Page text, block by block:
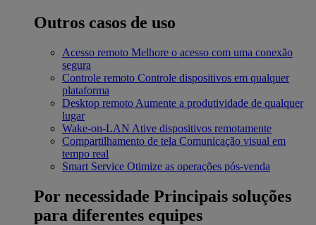
Outros casos de uso
Acesso remoto Melhore o acesso com uma conexão
segura
Controle remoto Controle dispositivos em qualquer
plataforma
Desktop remoto Aumente a produtividade de qualquer
lugar
Wake-on-LAN Ative dispositivos remotamente
Compartilhamento de tela Comunicação visual em
tempo real
Smart Service Otimize as operações pós-venda
Por necessidade Principais soluções
para diferentes equipes